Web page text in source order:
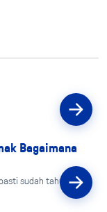
Bagaimana
sudah tahu kalau